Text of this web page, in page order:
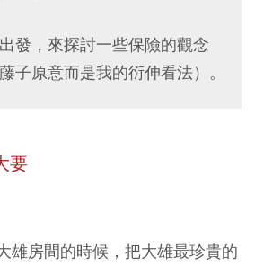
發，來探討一些保險的觀念
子原意而是我的衍伸看法）。
要
雄房間的時候，把大雄最珍貴的